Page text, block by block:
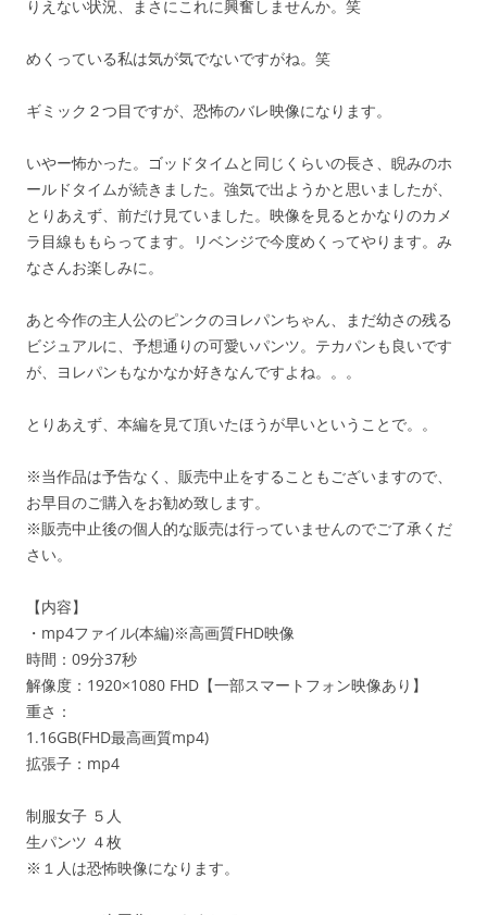
りえない状況、まさにこれに興奮しませんか。笑
めくっている私は気が気でないですがね。笑
ギミック２つ目ですが、恐怖のバレ映像になります。
いやー怖かった。ゴッドタイムと同じくらいの長さ、睨みのホ
ールドタイムが続きました。強気で出ようかと思いましたが、
とりあえず、前だけ見ていました。映像を見るとかなりのカメ
ラ目線ももらってます。リベンジで今度めくってやります。み
なさんお楽しみに。
あと今作の主人公のピンクのヨレパンちゃん、まだ幼さの残る
ビジュアルに、予想通りの可愛いパンツ。テカパンも良いです
が、ヨレパンもなかなか好きなんですよね。。。
とりあえず、本編を見て頂いたほうが早いということで。。
※当作品は予告なく、販売中止をすることもございますので、
お早目のご購入をお勧め致します。
※販売中止後の個人的な販売は行っていませんのでご了承くだ
さい。
【内容】
・mp4ファイル(本編)※高画質FHD映像
時間：09分37秒
解像度：1920×1080 FHD【一部スマートフォン映像あり】
重さ：
1.16GB(FHD最高画質mp4)
拡張子：mp4
制服女子 ５人
生パンツ ４枚
※１人は恐怖映像になります。